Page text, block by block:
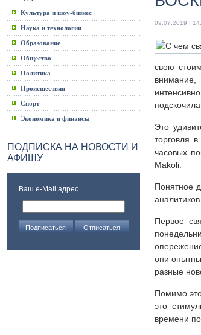
Культура и шоу-бизнес
Наука и технологии
Образование
Общество
Политика
Происшествия
Спорт
Экономика и финансы
ПОДПИСКА НА НОВОСТИ И
АФИШУ
Ваш e-Mail адрес
09.07.2019 |
свою
внимание,
Это
торговля
часовых
Makoli.
Понятное
Первое
они
разные
Помимо
это
времени